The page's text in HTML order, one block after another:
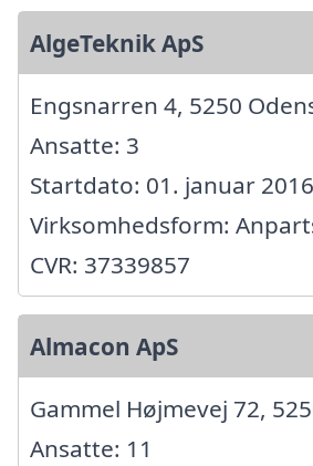
AlgeTeknik ApS
Engsnarren 4, 5250
Ansatte: 3
Startdato: 01. januar
Virksomhedsform:
CVR: 37339857
Almacon ApS
Gammel Højmevej 72,
Ansatte: 11